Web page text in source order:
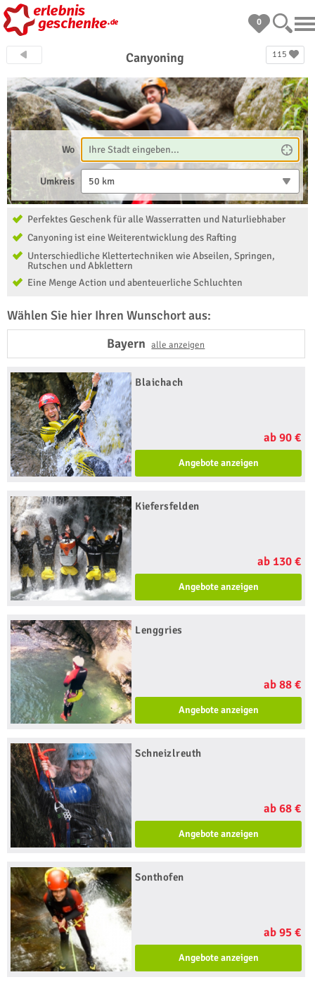
0
115
Canyoning
Wo
Umkreis 50 km
Perfektes Geschenk für alle Wasserratten und Naturliebhaber
Canyoning ist eine Weiterentwicklung des Rafting
Unterschiedliche Klettertechniken wie Abseilen, Springen,
Rutschen und Abklettern
Eine Menge Action und abenteuerliche Schluchten
Wählen Sie hier Ihren Wunschort aus:
Bayernalle anzeigen
Blaichach
ab 90 €
Angebote anzeigen
Kiefersfelden
ab 130 €
Angebote anzeigen
Lenggries
ab 88 €
Angebote anzeigen
Schneizlreuth
ab 68 €
Angebote anzeigen
Sonthofen
ab 95 €
Angebote anzeigen